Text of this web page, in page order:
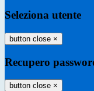
Seleziona utente
button close ×
Recupero
button close ×